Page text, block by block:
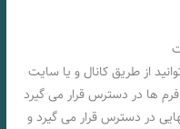
از طریق کانال و یا سایت
ها در دسترس قرار می گیرد
در دسترس قرار می گیرد و